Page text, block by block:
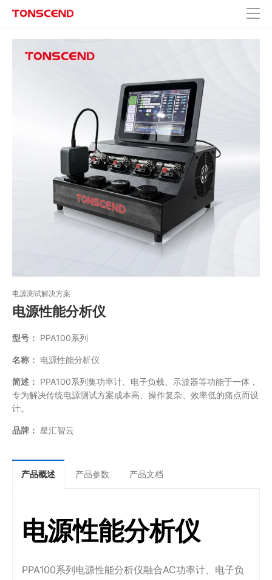
电源测试解决方案
电源性能分析仪
型号： PPA100系列
名称： 电源性能分析仪
简述： PPA100系列集功率计、电子负载、示波器等功能于一体，
专为解决传统电源测试方案成本高、操作复杂、效率低的痛点而设
计。
品牌： 星汇智云
产品概述 产品参数 产品文档
电源性能分析仪
PPA100系列电源性能分析仪融合AC功率计、电子负